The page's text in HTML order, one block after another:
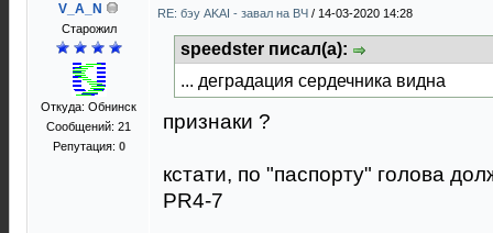
V_A_N
Старожил
Откуда: Обнинск
Сообщений: 21
Репутация: 0
RE: бэу AKAI - завал на ВЧ / 14-03-2020 14:28
speedster писал(а):
... деградация сердечника видна
признаки ?
кстати, по "паспорту" голова
PR4-7